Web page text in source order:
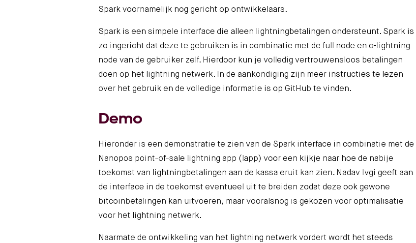
Spark voornamelijk nog gericht op ontwikkelaars.
Spark is een simpele interface die alleen lightningbetalingen ondersteunt. Spark is
zo ingericht dat deze te gebruiken is in combinatie met de full node en c-lightning
node van de gebruiker zelf. Hierdoor kun je volledig vertrouwensloos betalingen
doen op het lightning netwerk. In de aankondiging zijn meer instructies te lezen
over het gebruik en de volledige informatie is op GitHub te vinden.
Demo
Hieronder is een demonstratie te zien van de Spark interface in combinatie met de
Nanopos point-of-sale lightning app ( lapp) voor een kijkje naar hoe de nabije
toekomst van lightningbetalingen aan de kassa eruit kan zien. Nadav Ivgi geeft aan
de interface in de toekomst eventueel uit te breiden zodat deze ook gewone
bitcoinbetalingen kan uitvoeren, maar vooralsnog is gekozen voor optimalisatie
voor het lightning netwerk.
Naarmate de ontwikkeling van het lightning netwerk vordert wordt het steeds